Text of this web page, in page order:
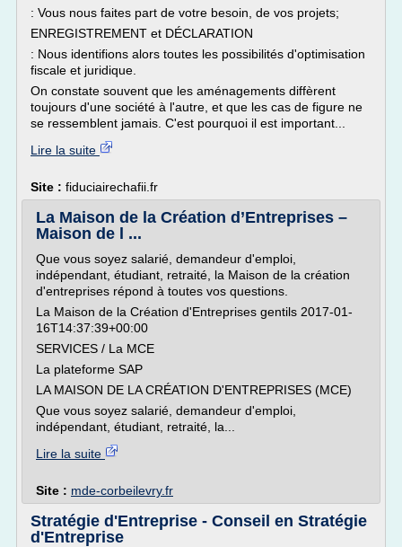
: Vous nous faites part de votre besoin, de vos projets;
ENREGISTREMENT et DÉCLARATION
: Nous identifions alors toutes les possibilités d'optimisation
fiscale et juridique.
On constate souvent que les aménagements diffèrent
toujours d'une société à l'autre, et que les cas de figure ne
se ressemblent jamais. C'est pourquoi il est important...
Lire la suite
Site : fiduciairechafii.fr
La Maison de la Création d’Entreprises –
Maison de l ...
Que vous soyez salarié, demandeur d'emploi,
indépendant, étudiant, retraité, la Maison de la création
d'entreprises répond à toutes vos questions.
La Maison de la Création d'Entreprises gentils 2017-01-
16T14:37:39+00:00
SERVICES / La MCE
La plateforme SAP
LA MAISON DE LA CRÉATION D'ENTREPRISES (MCE)
Que vous soyez salarié, demandeur d'emploi,
indépendant, étudiant, retraité, la...
Lire la suite
Site : mde-corbeilevry.fr
Stratégie d'Entreprise - Conseil en Stratégie
d'Entreprise